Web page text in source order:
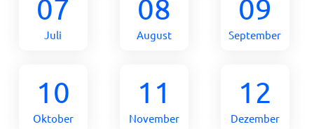
07
Juli
08
August
09
September
10
Oktober
11
November
12
Dezember